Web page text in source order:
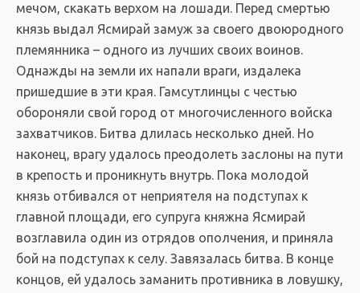
мечом, скакать верхом на лошади. Перед смертью
князь выдал Ясмирай замуж за своего двоюродного
племянника – одного из лучших своих воинов.
Однажды на земли их напали враги, издалека
пришедшие в эти края. Гамсутлинцы с честью
обороняли свой город от многочисленного войска
захватчиков. Битва длилась несколько дней. Но
наконец, врагу удалось преодолеть заслоны на пути
в крепость и проникнуть внутрь. Пока молодой
князь отбивался от неприятеля на подступах к
главной площади, его супруга княжна Ясмирай
возглавила один из отрядов ополчения, и приняла
бой на подступах к селу. Завязалась битва. В конце
концов, ей удалось заманить противника в ловушку,